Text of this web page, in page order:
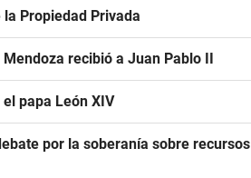
Propiedad Privada
recibió a Juan Pablo II
papa León XIV
por la soberanía sobre recursos